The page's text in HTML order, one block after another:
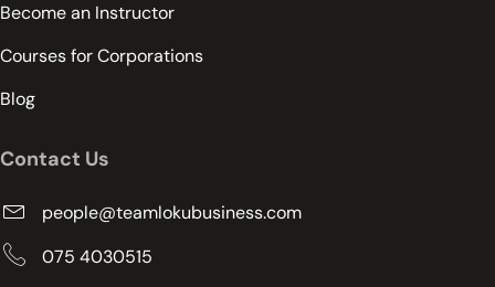
Become an Instructor
Courses for Corporations
Blog
Contact Us
people@teamlokubusiness.com
075 4030515